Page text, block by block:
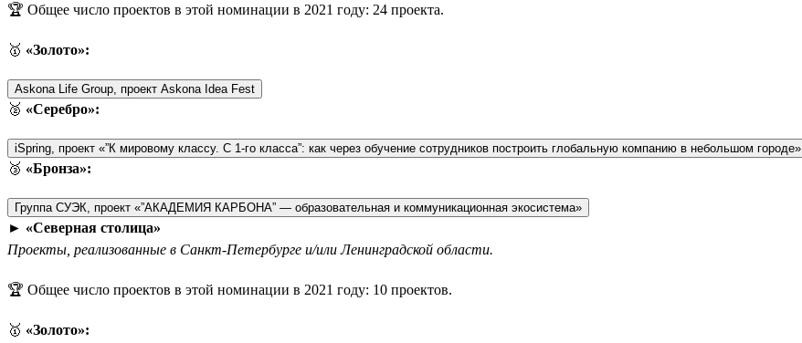
🏆 Общее число проектов в этой номинации в 2021 году: 24 проекта.
🥇 «Золото»:
Askona Life Group, проект Askona Idea Fest
🥈 «Серебро»:
iSpring, проект «”К мировому классу. С 1-го класса”: как через обучение сотрудников построить глобальную компанию в небольшом городе»
🥉 «Бронза»:
Группа СУЭК, проект «”АКАДЕМИЯ КАРБОНА” — образовательная и коммуникационная экосистема»
► «Северная столица»
Проекты, реализованные в Санкт-Петербурге и/или Ленинградской области.
🏆 Общее число проектов в этой номинации в 2021 году: 10 проектов.
🥇 «Золото»: